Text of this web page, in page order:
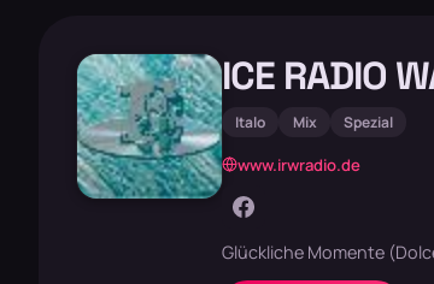
ICE RADIO
Italo Mix Spezial
www.irwradio.de
Glückliche Momente